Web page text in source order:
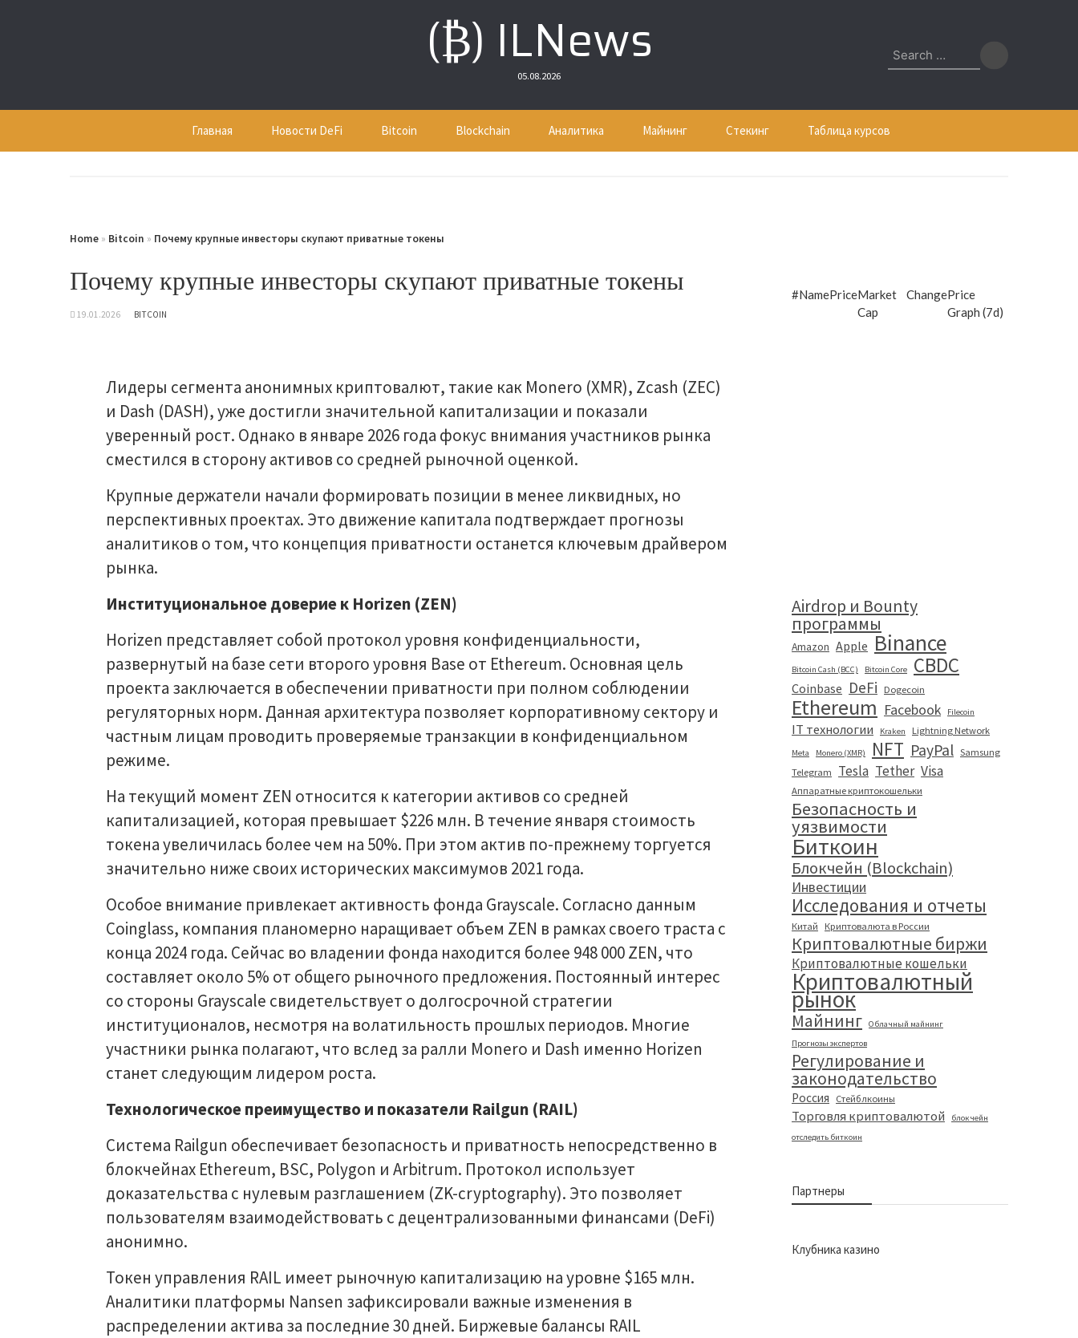
(₿) ILNews
05.08.2026
Search
for:
Главная Новости DeFi Bitcoin Blockchain Аналитика Майнинг Стекинг Таблица курсов
Home » Bitcoin » Почему крупные инвесторы скупают приватные токены
Почему крупные инвесторы скупают приватные токены
19.01.2026 BITCOIN
Лидеры сегмента анонимных криптовалют, такие как Monero (XMR), Zcash (ZEC)
и Dash (DASH), уже достигли значительной капитализации и показали
уверенный рост. Однако в январе 2026 года фокус внимания участников рынка
сместился в сторону активов со средней рыночной оценкой.
Крупные держатели начали формировать позиции в менее ликвидных, но
перспективных проектах. Это движение капитала подтверждает прогнозы
аналитиков о том, что концепция приватности останется ключевым драйвером
рынка.
Институциональное доверие к Horizen (ZEN)
Horizen представляет собой протокол уровня конфиденциальности,
развернутый на базе сети второго уровня Base от Ethereum. Основная цель
проекта заключается в обеспечении приватности при полном соблюдении
регуляторных норм. Данная архитектура позволяет корпоративному сектору и
частным лицам проводить проверяемые транзакции в конфиденциальном
режиме.
На текущий момент ZEN относится к категории активов со средней
капитализацией, которая превышает $226 млн. В течение января стоимость
токена увеличилась более чем на 50%. При этом актив по-прежнему торгуется
значительно ниже своих исторических максимумов 2021 года.
Особое внимание привлекает активность фонда Grayscale. Согласно данным
Coinglass, компания планомерно наращивает объем ZEN в рамках своего траста с
конца 2024 года. Сейчас во владении фонда находится более 948 000 ZEN, что
составляет около 5% от общего рыночного предложения. Постоянный интерес
со стороны Grayscale свидетельствует о долгосрочной стратегии
институционалов, несмотря на волатильность прошлых периодов. Многие
участники рынка полагают, что вслед за ралли Monero и Dash именно Horizen
станет следующим лидером роста.
Технологическое преимущество и показатели Railgun (RAIL)
Система Railgun обеспечивает безопасность и приватность непосредственно в
блокчейнах Ethereum, BSC, Polygon и Arbitrum. Протокол использует
доказательства с нулевым разглашением (ZK-cryptography). Это позволяет
пользователям взаимодействовать с децентрализованными финансами (DeFi)
анонимно.
Токен управления RAIL имеет рыночную капитализацию на уровне $165 млн.
Аналитики платформы Nansen зафиксировали важные изменения в
распределении актива за последние 30 дней. Биржевые балансы RAIL
#NamePriceMarket
Cap
ChangePrice
Graph (7d)
Airdrop и Bounty
программы
Amazon Apple Binance
Bitcoin Cash (BCC) Bitcoin Core CBDC
Coinbase DeFi Dogecoin
Ethereum Facebook Filecoin
IT технологии Kraken Lightning Network
Meta Monero (XMR) NFT PayPal Samsung
Telegram
Tesla Tether Visa
Аппаратные криптокошельки
Безопасность и
уязвимости
Биткоин
Блокчейн (Blockchain)
Инвестиции
Исследования и отчеты
Китай Криптовалюта в России
Криптовалютные биржи
Криптовалютные кошельки
Криптовалютный
рынок
Майнинг
Облачный майнинг
Прогнозы экспертов
Регулирование и
законодательство
Россия Стейблкоины
Торговля криптовалютой
блокчейн
отследить биткоин
Партнеры
Клубника казино